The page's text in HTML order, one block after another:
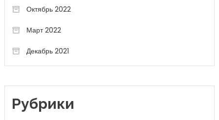
Октябрь 2022
Март 2022
Декабрь 2021
Рубрики